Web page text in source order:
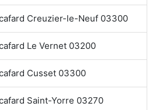
Creuzier-le-Neuf 03300
Le Vernet 03200
Cusset 03300
Saint-Yorre 03270